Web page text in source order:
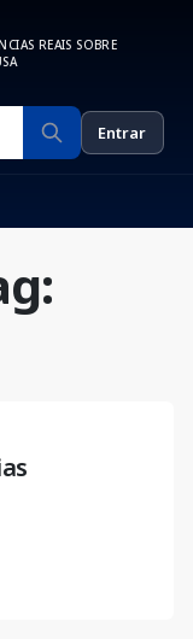
REAIS SOBRE
Entrar